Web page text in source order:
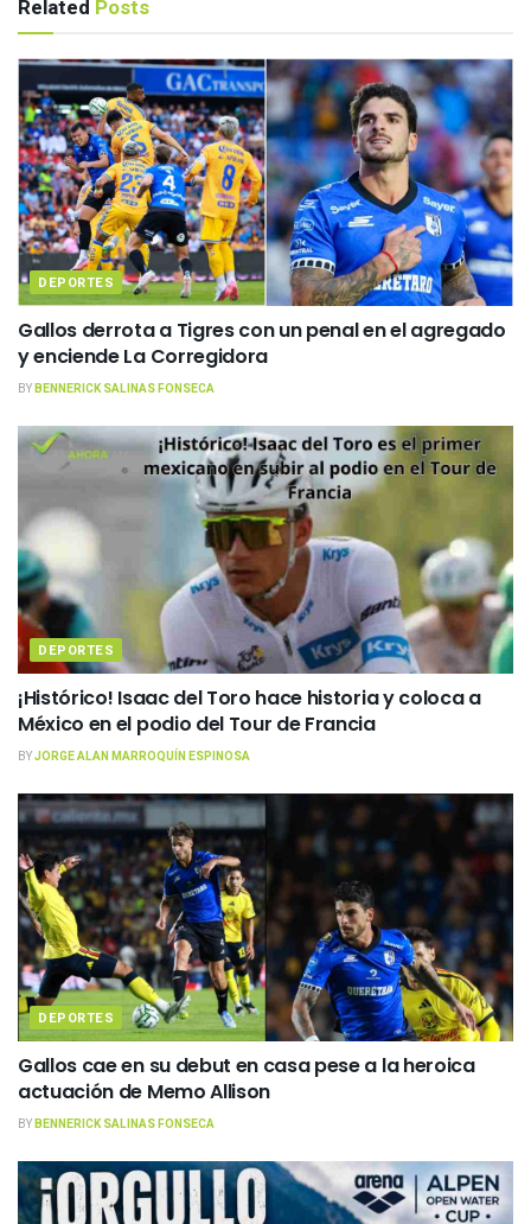
Related Posts
DEPORTES
Gallos derrota a Tigres con un penal en el agregado
y enciende La Corregidora
BYBENNERICK SALINAS FONSECA
DEPORTES
¡Histórico! Isaac del Toro hace historia y coloca a
México en el podio del Tour de Francia
BYJORGE ALAN MARROQUÍN ESPINOSA
DEPORTES
Gallos cae en su debut en casa pese a la heroica
actuación de Memo Allison
BYBENNERICK SALINAS FONSECA